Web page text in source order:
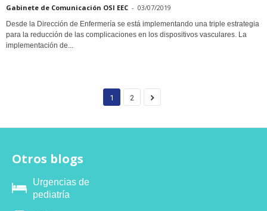
Gabinete de Comunicación OSI EEC - 03/07/2019
Desde la Dirección de Enfermería se está implementando una triple estrategia
para la reducción de las complicaciones en los dispositivos vasculares. La
implementación de...
1 2
Otros blogs
Urgencias de
pediatría